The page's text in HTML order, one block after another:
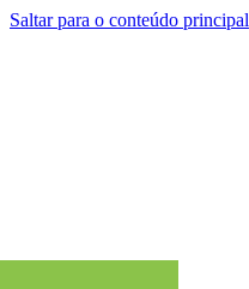
Saltar para o conteúdo principal